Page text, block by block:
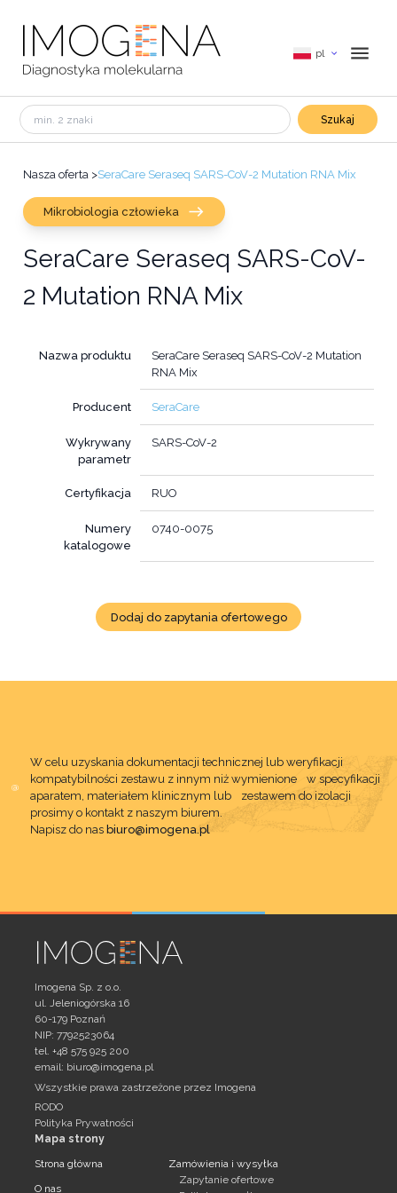
pl
Szukaj
Nasza oferta >SeraCare Seraseq SARS-CoV-2 Mutation RNA Mix
Mikrobiologia człowieka
SeraCare Seraseq SARS-CoV-
2 Mutation RNA Mix
Nazwa produktu
SeraCare Seraseq SARS-CoV-2 Mutation
RNA Mix
Producent SeraCare
Wykrywany
parametr
SARS-CoV-2
Certyfikacja RUO
Numery
katalogowe
0740-0075
Dodaj do zapytania ofertowego
W celu uzyskania dokumentacji technicznej lub weryfikacji
kompatybilności zestawu z innym niż wymienione w specyfikacji
aparatem, materiałem klinicznym lub zestawem do izolacji
prosimy o kontakt z naszym biurem.
Napisz do nas biuro@imogena.pl
Imogena Sp. z o.o.
ul. Jeleniogórska 16
60-179 Poznań
NIP: 7792523064
tel. +48 575 925 200
email: biuro@imogena.pl
Wszystkie prawa zastrzeżone przez Imogena
RODO
Polityka Prywatności
Mapa strony
Strona główna
O nas
Zamówienia i wysyłka
Zapytanie ofertowe